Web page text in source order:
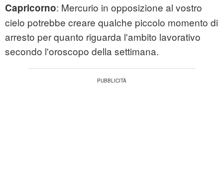
Capricorno: Mercurio in opposizione al vostro
cielo potrebbe creare qualche piccolo momento di
arresto per quanto riguarda l'ambito lavorativo
secondo l'oroscopo della settimana.